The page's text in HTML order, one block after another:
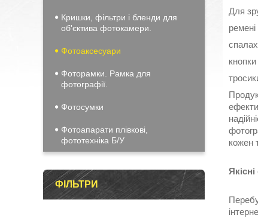
Для
кожен
Кришки, фільтри і бленди для
об'єктива фотокамери.
Фотоаксесуари
Фоторамки. Рамка для
фотографії.
Фотосумки
Фотоапарати плівкові,
фототехніка Б/У
ФІЛЬТРИ